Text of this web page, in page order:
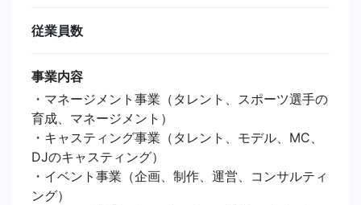
従業員数
事業内容
・マネージメント事業（タレント、スポーツ選手の
育成、マネージメント）
・キャスティング事業（タレント、モデル、MC、
DJのキャスティング）
・イベント事業（企画、制作、運営、コンサルティ
ング）